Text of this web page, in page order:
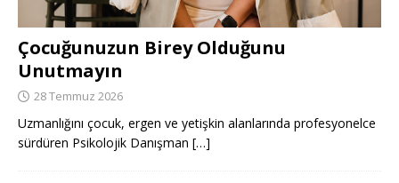
Çocuğunuzun Birey Olduğunu
Unutmayın
28 Temmuz 2026
Uzmanlığını çocuk, ergen ve yetişkin alanlarında profesyonelce
sürdüren Psikolojik Danışman […]